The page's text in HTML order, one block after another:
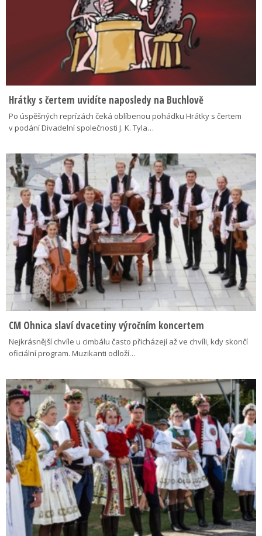
Hrátky s čertem uvidíte naposledy na Buchlově
Po úspěšných reprízách čeká oblíbenou pohádku Hrátky s čertem
v podání Divadelní společnosti J. K. Tyla…
CM Ohnica slaví dvacetiny výročním koncertem
Nejkrásnější chvíle u cimbálu často přicházejí až ve chvíli, kdy skončí
oficiální program. Muzikanti odloží…